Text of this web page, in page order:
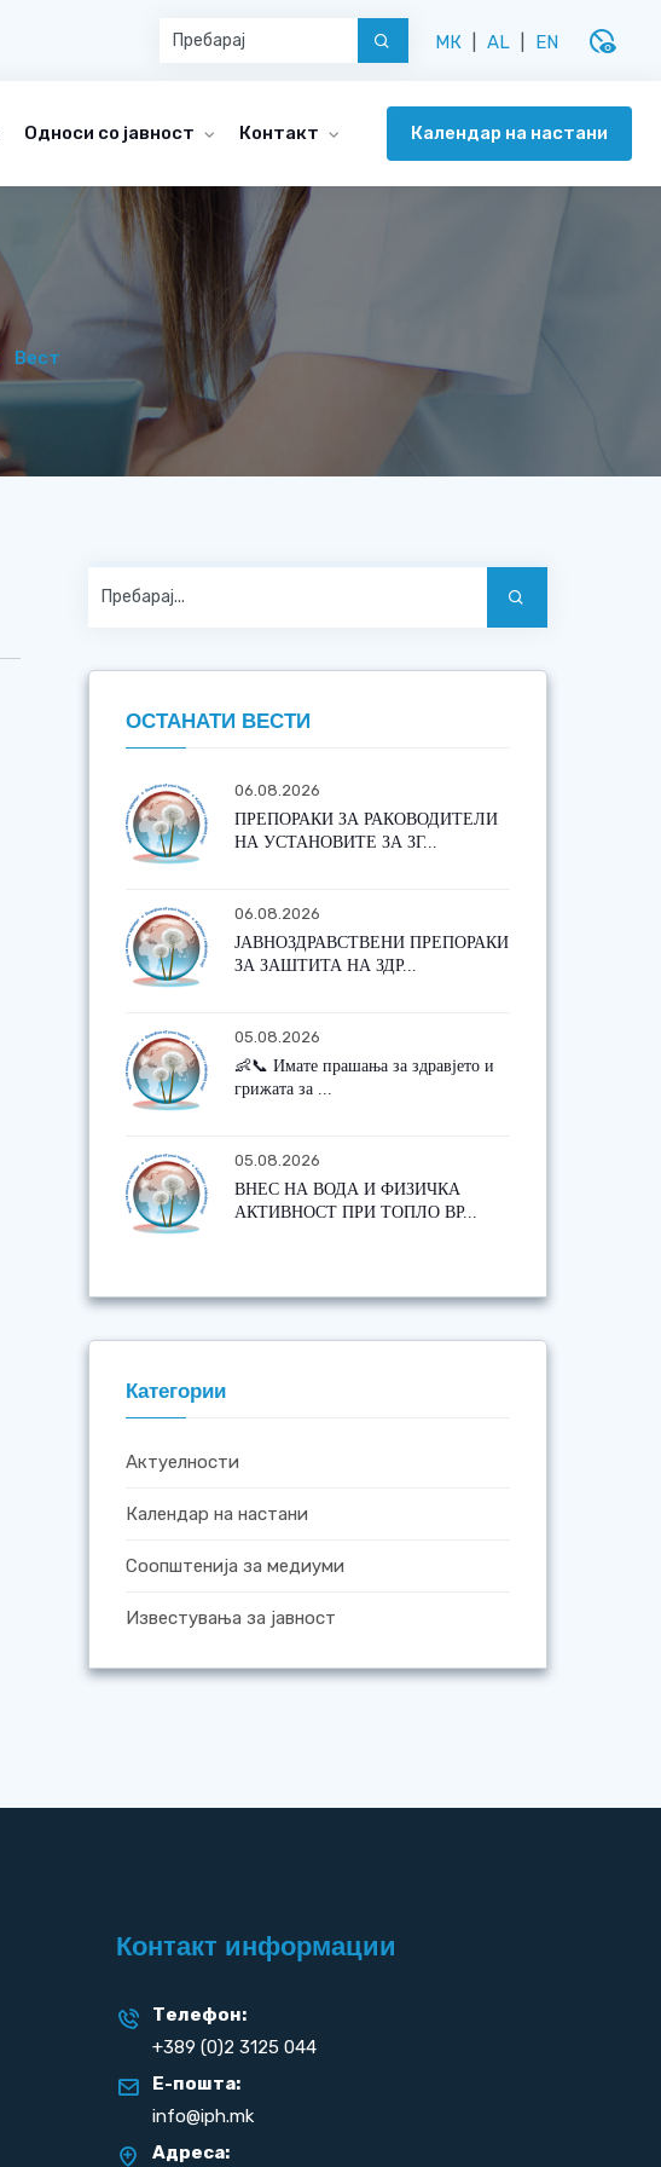
МК AL EN disabled_visible
Односи со јавност Контакт Календар на настани
Вест
ОСТАНАТИ ВЕСТИ
06.08.2026
ПРЕПОРАКИ ЗА РАКОВОДИТЕЛИ
НА УСТАНОВИТЕ ЗА ЗГ...
06.08.2026
ЈАВНОЗДРАВСТВЕНИ ПРЕПОРАКИ
ЗА ЗАШТИТА НА ЗДР...
05.08.2026
👶📞 Имате прашања за здравјето и
грижата за ...
05.08.2026
ВНЕС НА ВОДА И ФИЗИЧКА
АКТИВНОСТ ПРИ ТОПЛО ВР...
Категории
Актуелности
Календар на настани
Соопштенија за медиуми
Известувања за јавност
Контакт информации
Телефон:
+389 (0)2 3125 044
Е-пошта:
info@iph.mk
Адреса: